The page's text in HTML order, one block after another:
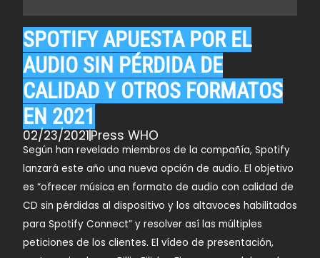
SPOTIFY APUESTA POR EL
AUDIO SIN PÉRDIDA DE
CALIDAD Y OTROS FORMATOS
EN 2021
02/23/2021Press WHO
Según han revelado miembros de la compañía, Spotify
lanzará este año una nueva opción de audio. El objetivo
es “ofrecer música en formato de audio con calidad de
CD sin pérdidas al dispositivo y los altavoces habilitados
para Spotify Connect” y resolver así las múltiples
peticiones de los clientes. El vídeo de presentación,